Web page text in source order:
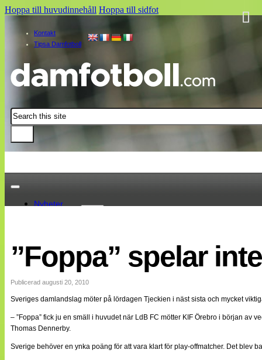
Hoppa till huvudinnehåll Hoppa till sidfot
Kontakt
Tipsa Damfotboll
Sök
Nyheter
EM 2013
Internationellt
Bildreportage
Bloggar
Lagen
Webb-TV
Medlemsbilder
”Foppa” spelar
Publicerad augusti 20, 2010
Sveriges damlandslag möter på lördagen Tjeckien i näst sista och mycket
– ”Foppa” fick ju en smäll i huvudet när LdB FC mötter KIF Örebro i början
Thomas Dennerby.
Sverige behöver en ynka poäng för att vara klart för play-offmatcher. Det blev